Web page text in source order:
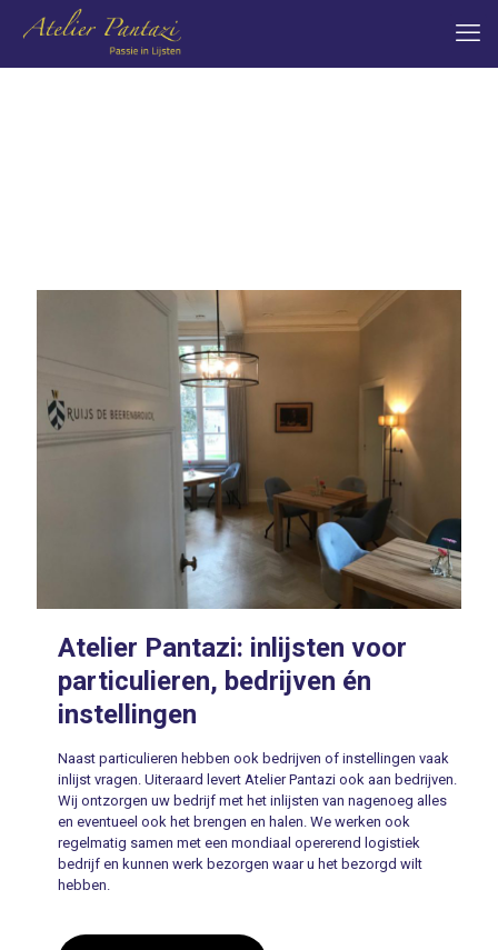
Atelier Pantazi: inlijsten voor
particulieren, bedrijven én
instellingen
Naast particulieren hebben ook bedrijven of instellingen vaak
inlijst vragen. Uiteraard levert Atelier Pantazi ook aan bedrijven.
Wij ontzorgen uw bedrijf met het inlijsten van nagenoeg alles
en eventueel ook het brengen en halen. We werken ook
regelmatig samen met een mondiaal opererend logistiek
bedrijf en kunnen werk bezorgen waar u het bezorgd wilt
hebben.